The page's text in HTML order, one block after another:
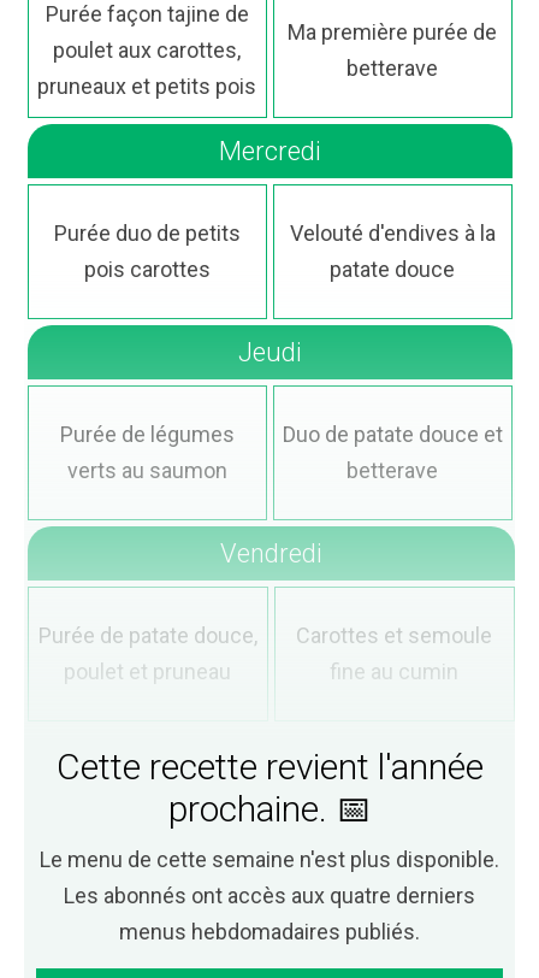
Purée façon tajine de
poulet aux carottes,
pruneaux et petits pois
Ma première purée de
betterave
Mercredi
Purée duo de petits
pois carottes
Velouté d'endives à la
patate douce
Jeudi
Purée de légumes
verts au saumon
Duo de patate douce et
betterave
Vendredi
Purée de patate douce,
poulet et pruneau
Carottes et semoule
fine au cumin
Cette recette revient l'année
prochaine. 📅
Le menu de cette semaine n'est plus disponible.
Les abonnés ont accès aux quatre derniers
menus hebdomadaires publiés.